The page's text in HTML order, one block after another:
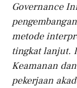
Governance
metode
tingkat lanjut.
Keamanan
pekerjaan